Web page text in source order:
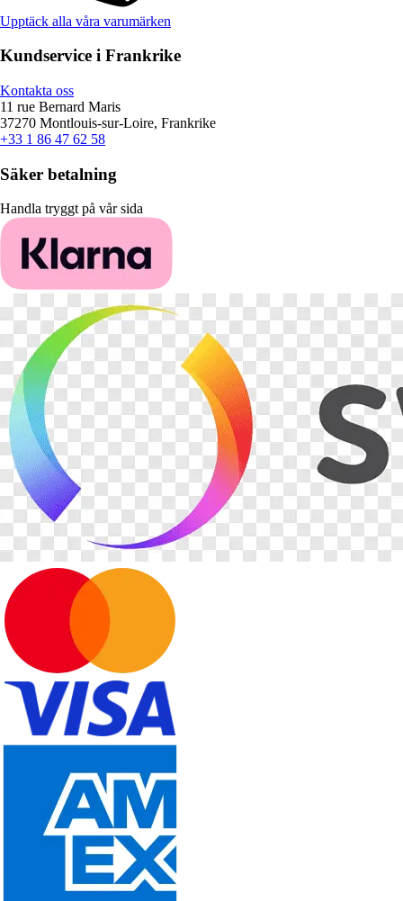
Upptäck alla våra varumärken
Kundservice i Frankrike
Kontakta oss
11 rue Bernard Maris
37270 Montlouis-sur-Loire, Frankrike
+33 1 86 47 62 58
Säker betalning
Handla tryggt på vår sida